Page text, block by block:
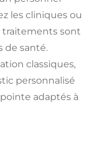
les cliniques ou
traitements sont
de santé.
classiques,
personnalisé
adaptés à